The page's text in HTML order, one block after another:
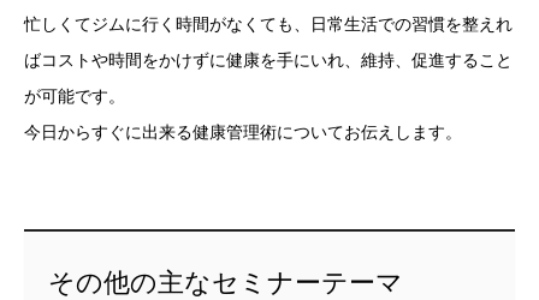
忙しくてジムに行く時間がなくても、日常生活での習慣を整えれ
ばコストや時間をかけずに健康を手にいれ、維持、促進すること
が可能です。
今日からすぐに出来る健康管理術についてお伝えします。
その他の主なセミナーテーマ